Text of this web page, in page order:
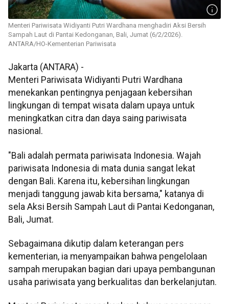
Menteri Pariwisata Widiyanti Putri Wardhana menghadiri Aksi Bersih
Sampah Laut di Pantai Kedonganan, Bali, Jumat (6/2/2026).
ANTARA/HO-Kementerian Pariwisata
Jakarta (ANTARA) -
Menteri Pariwisata Widiyanti Putri Wardhana
menekankan pentingnya penjagaan kebersihan
lingkungan di tempat wisata dalam upaya untuk
meningkatkan citra dan daya saing pariwisata
nasional.
"Bali adalah permata pariwisata Indonesia. Wajah
pariwisata Indonesia di mata dunia sangat lekat
dengan Bali. Karena itu, kebersihan lingkungan
menjadi tanggung jawab kita bersama," katanya di
sela Aksi Bersih Sampah Laut di Pantai Kedonganan,
Bali, Jumat.
Sebagaimana dikutip dalam keterangan pers
kementerian, ia menyampaikan bahwa pengelolaan
sampah merupakan bagian dari upaya pembangunan
usaha pariwisata yang berkualitas dan berkelanjutan.